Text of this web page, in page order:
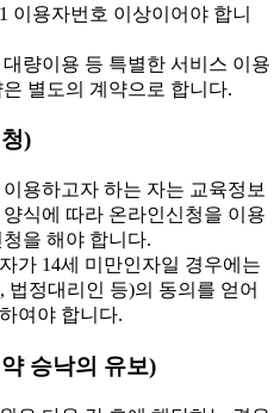
이용자번호 이상이어야 합니
량이용 등 특별한 서비스 이용
별도의 계약으로 합니다.
)
용하고자 하는 자는 교육정보
식에 따라 온라인신청을 이용
을 해야 합니다.
가 14세 미만인자일 경우에는
법정대리인 등)의 동의를 얻어
여야 합니다.
승낙의 유보)